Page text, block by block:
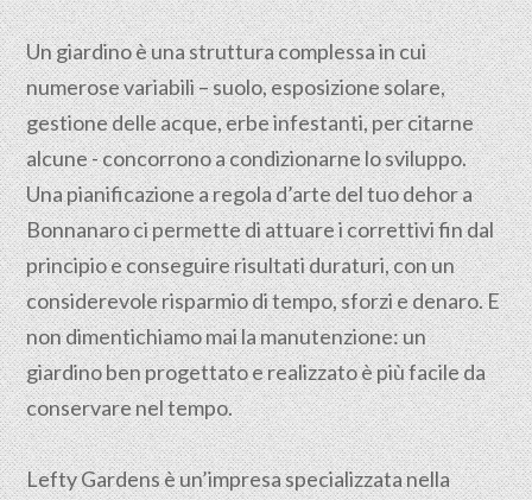
Un giardino è una struttura complessa in cui
numerose variabili – suolo, esposizione solare,
gestione delle acque, erbe infestanti, per citarne
alcune - concorrono a condizionarne lo sviluppo.
Una pianificazione a regola d’arte del tuo dehor a
Bonnanaro ci permette di attuare i correttivi fin dal
principio e conseguire risultati duraturi, con un
considerevole risparmio di tempo, sforzi e denaro. E
non dimentichiamo mai la manutenzione: un
giardino ben progettato e realizzato è più facile da
conservare nel tempo.
Lefty Gardens è un’impresa specializzata nella